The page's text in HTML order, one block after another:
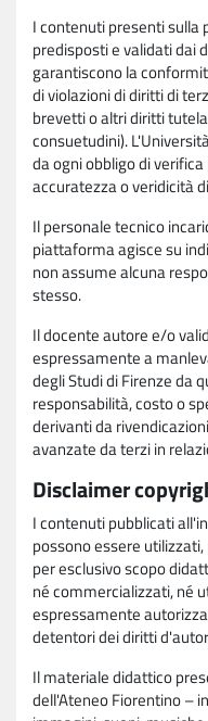
I contenuti presenti
predisposti e validati dai
garantiscono la
di violazioni di diritti di
brevetti o altri diritti
consuetudini).
da ogni obbligo di
accuratezza o veridicità
Il personale tecnico
piattaforma agisce su
non assume alcuna
stesso.
Il docente autore e/o
espressamente a
degli Studi di Firenze da
responsabilità, costo o
derivanti da
avanzate da terzi in
Disclaimer
I contenuti pubblicati
possono essere
per esclusivo scopo
né commercializzati, né
espressamente
detentori dei diritti
Il materiale didattico
dell'Ateneo Fiorentino –